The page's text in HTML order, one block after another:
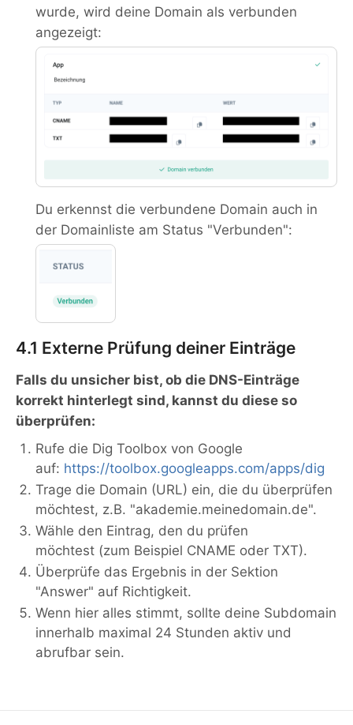
wurde, wird deine Domain als verbunden
angezeigt:
Du erkennst die verbundene Domain auch in
der Domainliste am Status "Verbunden":
4.1 Externe Prüfung deiner Einträge
Falls du unsicher bist, ob die DNS-Einträge
korrekt hinterlegt sind, kannst du diese so
überprüfen:
Rufe die Dig Toolbox von Google
auf: https://toolbox.googleapps.com/apps/dig
Trage die Domain (URL) ein, die du überprüfen
möchtest, z.B. "akademie.meinedomain.de".
Wähle den Eintrag, den du prüfen
möchtest (zum Beispiel CNAME oder TXT).
Überprüfe das Ergebnis in der Sektion
"Answer" auf Richtigkeit.
Wenn hier alles stimmt, sollte deine Subdomain
innerhalb maximal 24 Stunden aktiv und
abrufbar sein.